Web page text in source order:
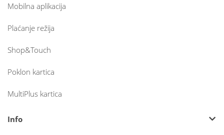
Mobilna aplikacija
Plaćanje režija
Shop&Touch
Poklon kartica
MultiPlus kartica
Info